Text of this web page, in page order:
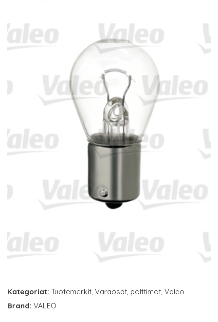
Kategoriat: Tuotemerkit Varaosat polttimot Valeo
Brand: VALEO